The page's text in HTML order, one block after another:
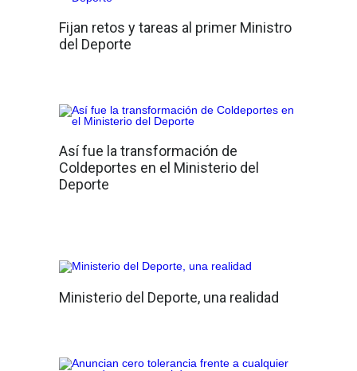
Fijan retos y tareas al primer Ministro
del Deporte
Así fue la transformación de
Coldeportes en el Ministerio del
Deporte
Ministerio del Deporte, una realidad